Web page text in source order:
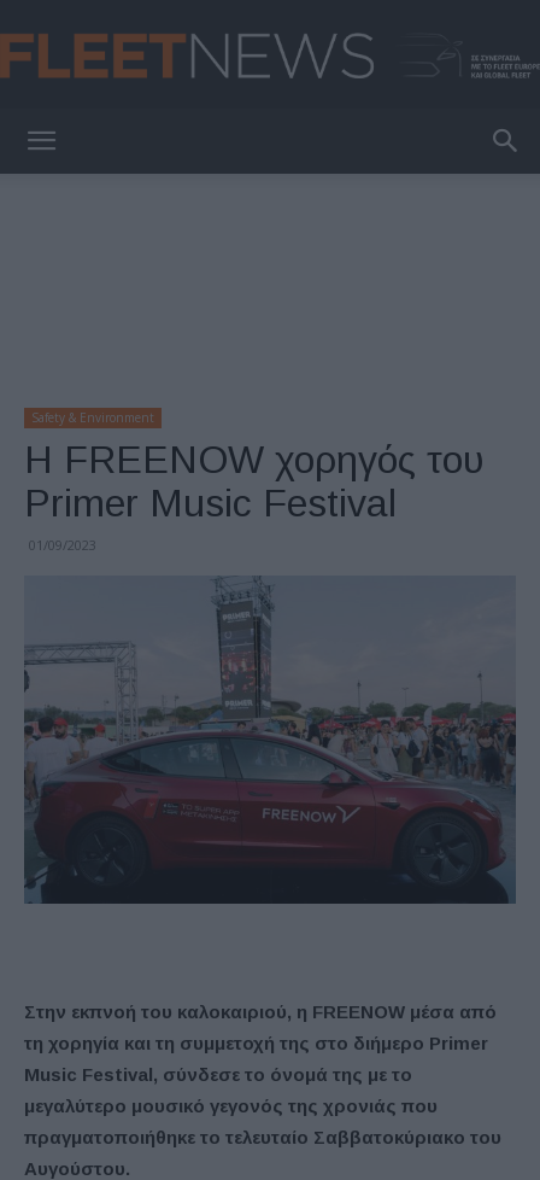
Safety & Environment
Η FREENOW χορηγός του
Primer Music Festival
01/09/2023
Στην εκπνοή του καλοκαιριού, η FREENOW μέσα από
τη χορηγία και τη συμμετοχή της στο διήμερο Primer
Music Festival, σύνδεσε το όνομά της με το
μεγαλύτερο μουσικό γεγονός της χρονιάς που
πραγματοποιήθηκε το τελευταίο Σαββατοκύριακο του
Αυγούστου.